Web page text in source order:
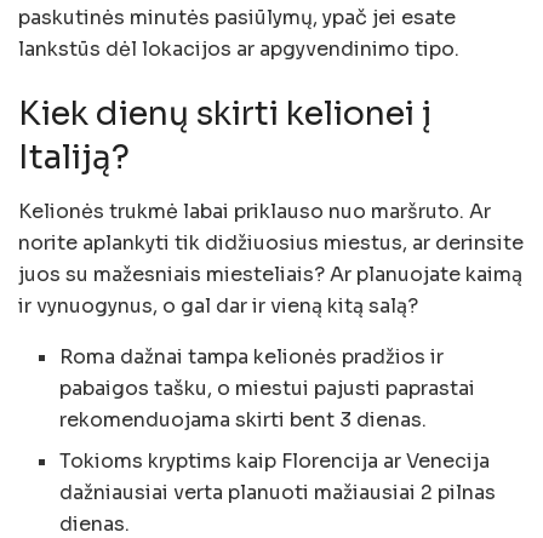
paskutinės minutės pasiūlymų, ypač jei esate
lankstūs dėl lokacijos ar apgyvendinimo tipo.
Kiek dienų skirti kelionei į
Italiją?
Kelionės trukmė labai priklauso nuo maršruto. Ar
norite aplankyti tik didžiuosius miestus, ar derinsite
juos su mažesniais miesteliais? Ar planuojate kaimą
ir vynuogynus, o gal dar ir vieną kitą salą?
Roma dažnai tampa kelionės pradžios ir
pabaigos tašku, o miestui pajusti paprastai
rekomenduojama skirti bent 3 dienas.
Tokioms kryptims kaip Florencija ar Venecija
dažniausiai verta planuoti mažiausiai 2 pilnas
dienas.